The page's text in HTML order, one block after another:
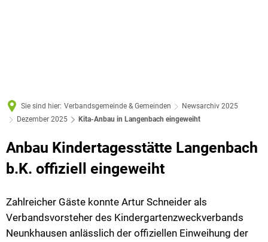
Sie sind hier: Verbandsgemeinde & Gemeinden
Newsarchiv 2025
Dezember 2025
Kita-Anbau in Langenbach eingeweiht
Anbau Kindertagesstätte Langenbach
b.K. offiziell eingeweiht
Zahlreicher Gäste konnte Artur Schneider als
Verbandsvorsteher des Kindergartenzweckverbands
Neunkhausen anlässlich der offiziellen Einweihung der